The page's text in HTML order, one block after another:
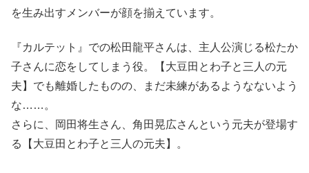
を生み出すメンバーが顔を揃えています。
『カルテット』での松田龍平さんは、主人公演じる松たか
子さんに恋をしてしまう役。【大豆田とわ子と三人の元
夫】でも離婚したものの、まだ未練があるようなないよう
な……。
さらに、岡田将生さん、角田晃広さんという元夫が登場す
る【大豆田とわ子と三人の元夫】。